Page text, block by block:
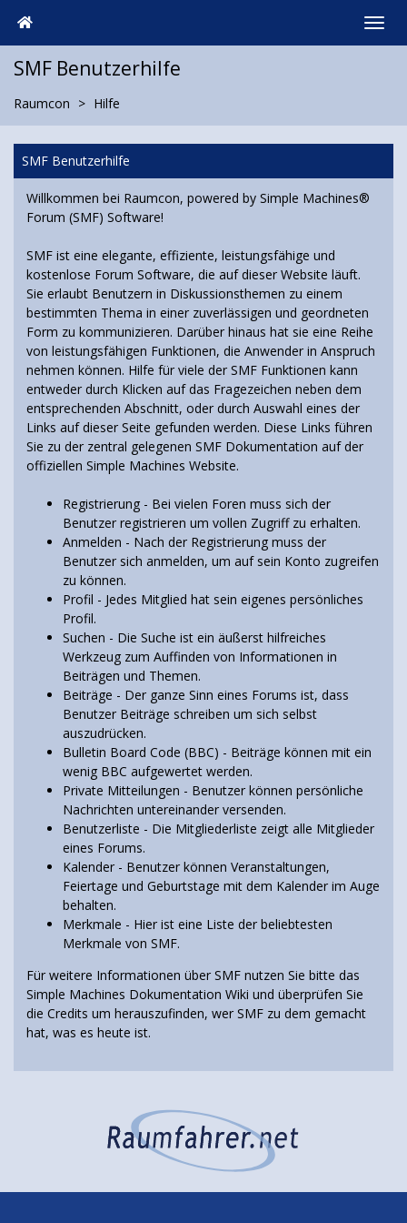
SMF Benutzerhilfe
Raumcon Hilfe
SMF Benutzerhilfe
Willkommen bei Raumcon, powered by Simple Machines®
Forum (SMF) Software!
SMF ist eine elegante, effiziente, leistungsfähige und
kostenlose Forum Software, die auf dieser Website läuft.
Sie erlaubt Benutzern in Diskussionsthemen zu einem
bestimmten Thema in einer zuverlässigen und geordneten
Form zu kommunizieren. Darüber hinaus hat sie eine Reihe
von leistungsfähigen Funktionen, die Anwender in Anspruch
nehmen können. Hilfe für viele der SMF Funktionen kann
entweder durch Klicken auf das Fragezeichen neben dem
entsprechenden Abschnitt, oder durch Auswahl eines der
Links auf dieser Seite gefunden werden. Diese Links führen
Sie zu der zentral gelegenen SMF Dokumentation auf der
offiziellen Simple Machines Website.
Registrierung - Bei vielen Foren muss sich der
Benutzer registrieren um vollen Zugriff zu erhalten.
Anmelden - Nach der Registrierung muss der
Benutzer sich anmelden, um auf sein Konto zugreifen
zu können.
Profil - Jedes Mitglied hat sein eigenes persönliches
Profil.
Suchen - Die Suche ist ein äußerst hilfreiches
Werkzeug zum Auffinden von Informationen in
Beiträgen und Themen.
Beiträge - Der ganze Sinn eines Forums ist, dass
Benutzer Beiträge schreiben um sich selbst
auszudrücken.
Bulletin Board Code (BBC) - Beiträge können mit ein
wenig BBC aufgewertet werden.
Private Mitteilungen - Benutzer können persönliche
Nachrichten untereinander versenden.
Benutzerliste - Die Mitgliederliste zeigt alle Mitglieder
eines Forums.
Kalender - Benutzer können Veranstaltungen,
Feiertage und Geburtstage mit dem Kalender im Auge
behalten.
Merkmale - Hier ist eine Liste der beliebtesten
Merkmale von SMF.
Für weitere Informationen über SMF nutzen Sie bitte das
Simple Machines Dokumentation Wiki und überprüfen Sie
die Credits um herauszufinden, wer SMF zu dem gemacht
hat, was es heute ist.